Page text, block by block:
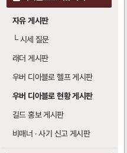
자유 게시판
└시세 질문
래더 게시판
우버 디아블로 헬프 게시판
우버 디아블로 현황 게시판
길드 홍보 게시판
비매너 · 사기 신고 게시판